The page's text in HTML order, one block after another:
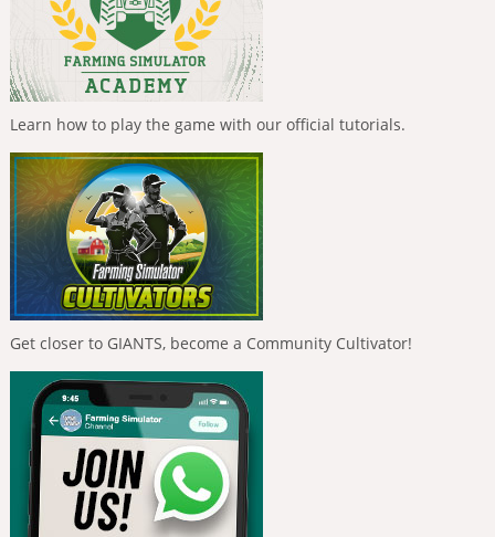
Learn how to play the game with our official tutorials.
Get closer to GIANTS, become a Community Cultivator!